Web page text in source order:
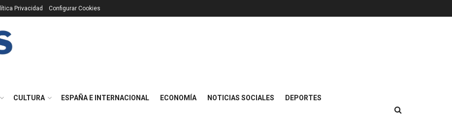
Privacidad Configurar Cookies
CULTURA ESPAÑA E INTERNACIONAL ECONOMÍA NOTICIAS SOCIALES DEPORTES